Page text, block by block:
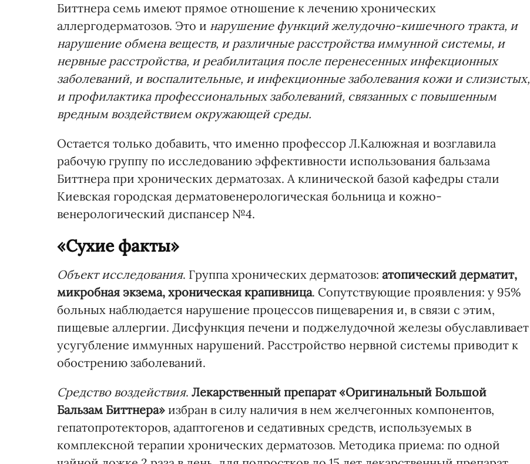
Биттнера семь имеют прямое отношение к лечению хронических
аллергодерматозов. Это и нарушение функций желудочно-кишечного тракта, и
нарушение обмена веществ, и различные расстройства иммунной системы, и
нервные расстройства, и реабилитация после перенесенных инфекционных
заболеваний, и воспалительные, и инфекционные заболевания кожи и слизистых,
и профилактика профессиональных заболеваний, связанных с повышенным
вредным воздействием окружающей среды.
Остается только добавить, что именно профессор Л.Калюжная и возглавила
рабочую группу по исследованию эффективности использования бальзама
Биттнера при хронических дерматозах. А клинической базой кафедры стали
Киевская городская дерматовенерологическая больница и кожно-
венерологический диспансер №4.
«Сухие факты»
Объект исследования. Группа хронических дерматозов: атопический дерматит,
микробная экзема, хроническая крапивница. Сопутствующие проявления: у 95%
больных наблюдается нарушение процессов пищеварения и, в связи с этим,
пищевые аллергии. Дисфункция печени и поджелудочной железы обуславливает
усугубление иммунных нарушений. Расстройство нервной системы приводит к
обострению заболеваний.
Средство воздействия. Лекарственный препарат «Оригинальный Большой
Бальзам Биттнера» избран в силу наличия в нем желчегонных компонентов,
гепатопротекторов, адаптогенов и седативных средств, используемых в
комплексной терапии хронических дерматозов. Методика приема: по одной